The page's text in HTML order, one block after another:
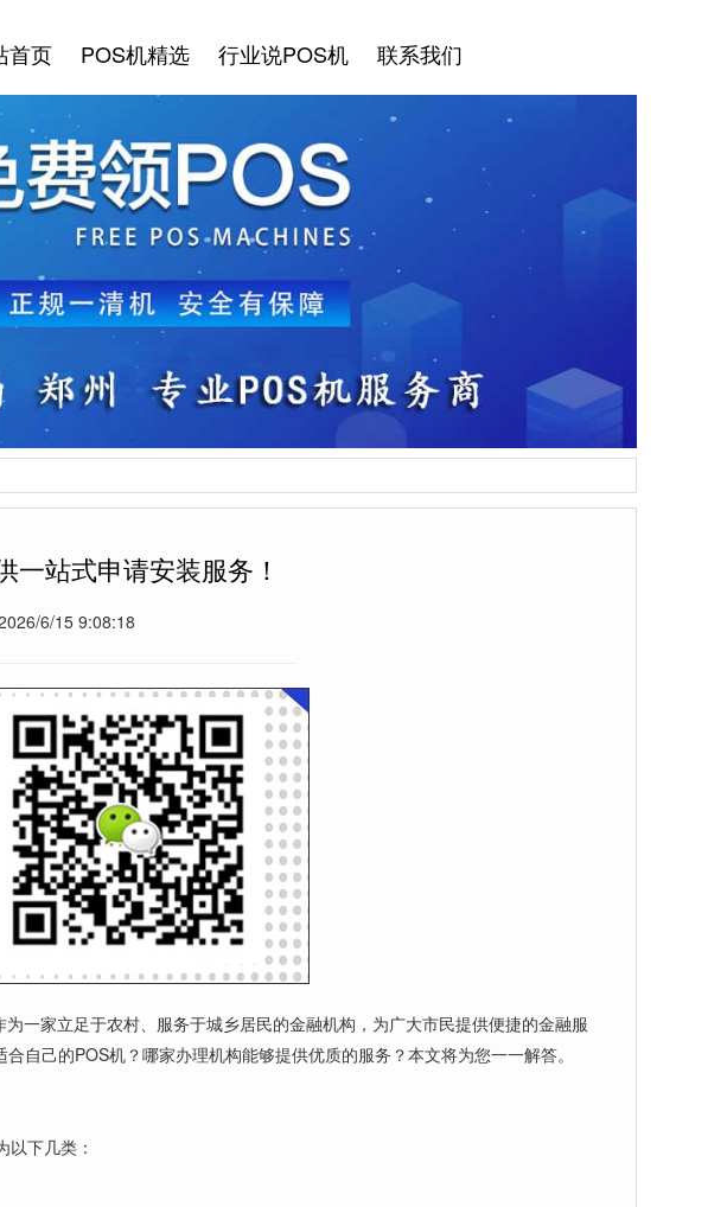
首页 POS机精选 行业说POS机 联系我们
一站式申请安装服务！
6/15 9:08:18
一家立足于农村、服务于城乡居民的金融机构，为广大市民提供便捷的金融服
自己的POS机？哪家办理机构能够提供优质的服务？本文将为您一一解答。
下几类：